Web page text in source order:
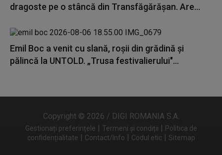
dragoste pe o stâncă din Transfăgărășan. Are...
Emil Boc a venit cu slană, roșii din grădină și
pălincă la UNTOLD. „Trusa festivalierului"...
Copyright © 2026 / DIGI ROMANIA S.A.
Gestionați preferințele | Termeni și condiții | Politica de
confidențialitate | Contact/Info | Codul etic | Sitemap